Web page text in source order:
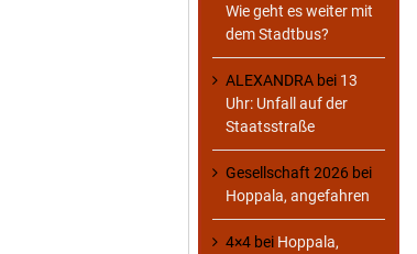
Wie geht es weiter mit
dem Stadtbus?
ALEXANDRA bei 13
Uhr: Unfall auf der
Staatsstraße
Gesellschaft 2026 bei
Hoppala, angefahren
4×4 bei Hoppala,